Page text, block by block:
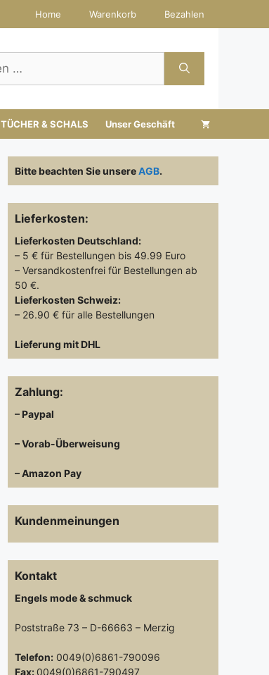
Home Warenkorb Bezahlen
TÜCHER & SCHALS Unser Geschäft
Bitte beachten Sie unsereAGB.
Lieferkosten:
Lieferkosten Deutschland:
– 5 € für Bestellungen bis 49.99 Euro
– Versandkostenfrei für Bestellungen ab
50 €.
Lieferkosten Schweiz:
– 26.90 € für alle Bestellungen
Lieferung mit DHL
Zahlung:
– Paypal
– Vorab-Überweisung
– Amazon Pay
Kundenmeinungen
Kontakt
Engels mode & schmuck
Poststraße 73 – D-66663 – Merzig
Telefon: 0049(0)6861-790096
Fax: 0049(0)6861-790497